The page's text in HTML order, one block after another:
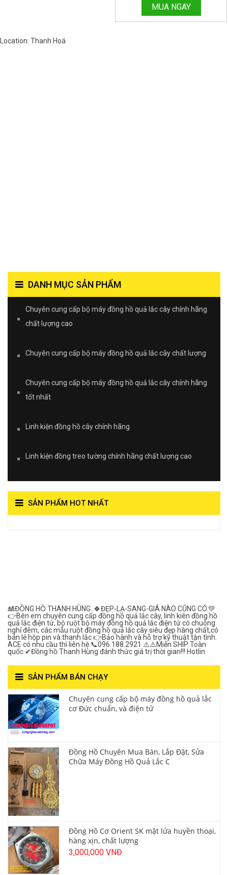
MUA NGAY
Location: Thanh Hoá
DANH MỤC SẢN PHẨM
Chuyên cung cấp bộ máy đồng hồ quả lắc cây chính hãng
chất lượng cao
Chuyên cung cấp bộ máy đồng hồ quả lắc cây chất lượng
Chuyên cung cấp bộ máy đồng hồ quả lắc cây chính hãng
tốt nhất
Linh kiện đồng hồ cây chính hãng
Linh kiện đồng treo tường chính hãng chất lượng cao
SẢN PHẨM HOT NHẤT
🎎ĐỒNG HỒ THANH HÙNG. 🍀ĐẸP-LẠ-SANG-GIÁ NÀO CŨNG CÓ.💚
👉Bên em chuyên cung cấp đồng hồ quả lắc cây, linh kiên đồng hồ
quả lắc điện tử, bộ ruột bộ máy đồng hồ quả lắc điện tử có chuông
nghỉ đêm, các mẫu ruột đồng hồ quả lắc cây siêu đẹp hàng chất,có
bán lẻ hộp pin và thanh lắc 👉Bảo hành và hỗ trợ kỹ thuật tận tình.
ACE có nhu cầu thì liên hệ 📞096.188.2921 ⚠️⚠️Miễn SHIP Toàn
quốc ✔Đồng hồ Thanh Hùng đánh thức giá trị thời gian!!! Hotlin
SẢN PHẨM BÁN CHẠY
Chuyên cung cấp bộ máy đồng hồ quả lắc
cơ Đức chuẩn, và điện tử
Đồng Hồ Chuyên Mua Bán, Lắp Đặt, Sửa
Chữa Máy Đồng Hồ Quả Lắc C
Đồng Hồ Cơ Orient SK mặt lửa huyền thoại,
hàng xịn, chất lượng
3,000,000 VNĐ